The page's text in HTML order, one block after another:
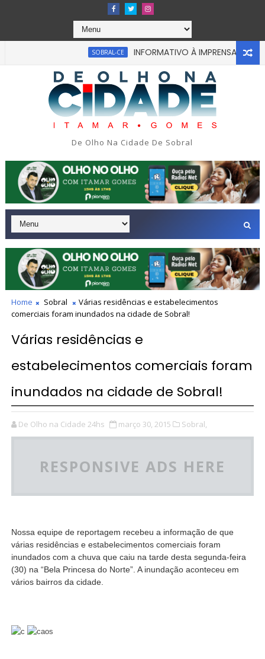
SOBRAL-CE INFORMATIVO À IMPRENSA CEARÁ
tragédia na tarde da última segunda-feira 13/07/2026 na
De Olho Na Cidade De Sobral
Home Sobral
Várias residências e estabelecimentos
comerciais foram inundados na cidade de Sobral!
Várias residências e
estabelecimentos comerciais foram
inundados na cidade de Sobral!
De Olho na Cidade 24hs março 30, 2015 Sobral,
RESPONSIVE ADS HERE
Nossa equipe de reportagem recebeu a informação de que
várias residências e estabelecimentos comerciais foram
inundados com a chuva que caiu na tarde desta segunda-feira
(30) na “Bela Princesa do Norte”. A inundação aconteceu em
vários bairros da cidade.